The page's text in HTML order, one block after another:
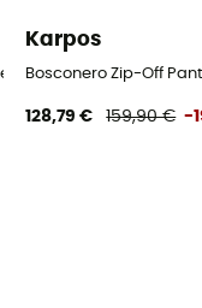
Karpos
Bosconero Zip-Off
128,79 € 159,90 € -